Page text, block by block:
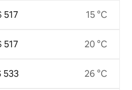
517
517
533
15 °C
20 °C
26 °C